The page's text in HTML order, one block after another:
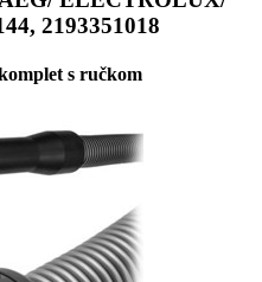
2193351018
s ručkom